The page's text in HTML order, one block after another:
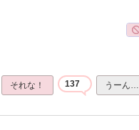
それな！ 137 うーん…